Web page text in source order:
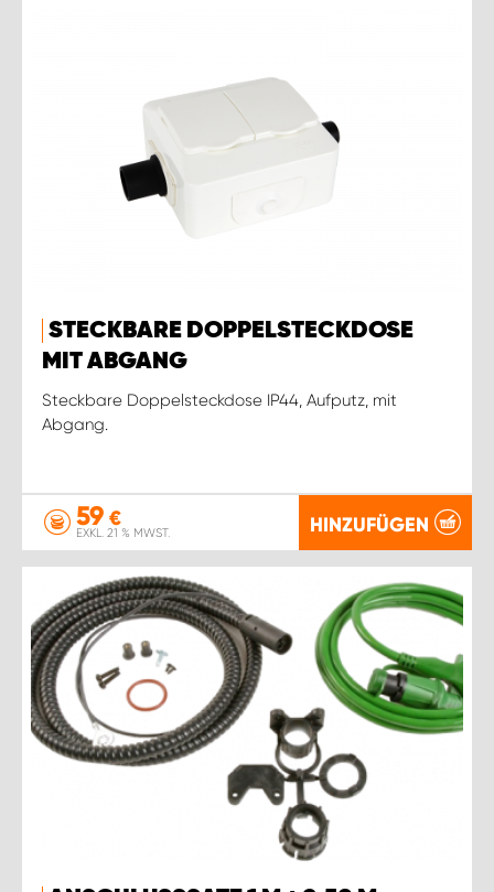
STECKBARE DOPPELSTECKDOSE
MIT ABGANG
Steckbare Doppelsteckdose IP44, Aufputz, mit
Abgang.
59 €
EXKL. 21 % MWST. HINZUFÜGEN